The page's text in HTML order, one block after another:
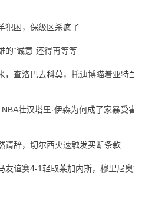
犯困，保级区杀疯了
的“诚意”还得再等等
，查洛巴去科莫，托迪博瞄着亚特兰
壮汉塔里·伊森为何成了家暴受害
请辞，切尔西火速触发买断条款
友谊赛4-1轻取莱加内斯，穆里尼奥场